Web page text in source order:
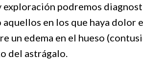
exploración podremos
aquellos en los que haya dolor
un edema en el hueso
del astrágalo.